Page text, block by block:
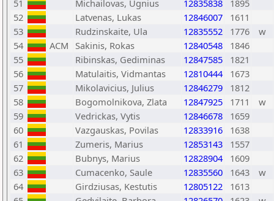
51
Michailovas, Ugnius 12835838
1895
52
Latvenas, Lukas 12846007
1611
53
Rudzinskaite, Ula 12835552 1776
w
54
ACM Sakinis, Rokas 12840548
1846
55
Ribinskas, Gediminas 12847585
1821
56
Matulaitis, Vidmantas 12810444
1673
57
Mikolavicius, Julius 12846279
1812
58
Bogomolnikova, Zlata 12847925 1711
w
59
Vedrickas, Vytis 12846678
1659
60
Vazgauskas, Povilas 12833916
1638
61
Zumeris, Marius 12853143
1557
62
Bubnys, Marius 12828904
1609
63
Cumacenko, Saule 12835560 1643
w
64
Girdziusas, Kestutis 12805122
1613